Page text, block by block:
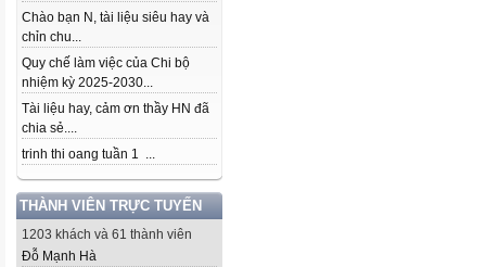
Chào bạn N, tài liệu siêu hay và
chỉn chu...
Quy chế làm việc của Chi bộ
nhiệm kỳ 2025-2030...
Tài liệu hay, cảm ơn thầy HN đã
chia sẻ....
trinh thi oang tuần 1 ...
THÀNH VIÊN TRỰC TUYẾN
1203 khách và 61 thành viên
Đỗ Mạnh Hà